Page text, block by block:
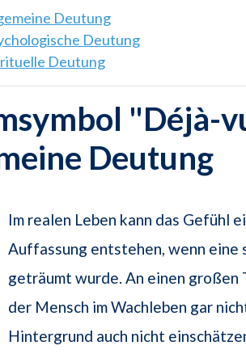
Deutung
Deutung
Deutung
"Déjà-
Deutung
Im realen Leben kann das Gefühl
Auffassung entstehen, wenn eine
geträumt wurde. An einen großen
der Mensch im Wachleben gar
Hintergrund auch nicht